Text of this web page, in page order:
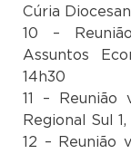
Cúria
10 –
Assuntos
14h30
11 –
Regional Sul 1,
12 – Reunião